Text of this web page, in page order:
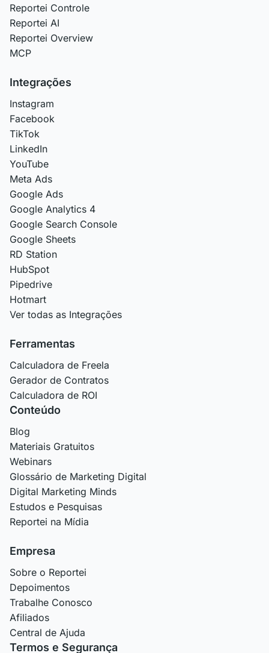
Reportei Controle
Reportei AI
Reportei Overview
MCP
Integrações
Instagram
Facebook
TikTok
LinkedIn
YouTube
Meta Ads
Google Ads
Google Analytics 4
Google Search Console
Google Sheets
RD Station
HubSpot
Pipedrive
Hotmart
Ver todas as Integrações
Ferramentas
Calculadora de Freela
Gerador de Contratos
Calculadora de ROI
Conteúdo
Blog
Materiais Gratuitos
Webinars
Glossário de Marketing Digital
Digital Marketing Minds
Estudos e Pesquisas
Reportei na Mídia
Empresa
Sobre o Reportei
Depoimentos
Trabalhe Conosco
Afiliados
Central de Ajuda
Termos e Segurança